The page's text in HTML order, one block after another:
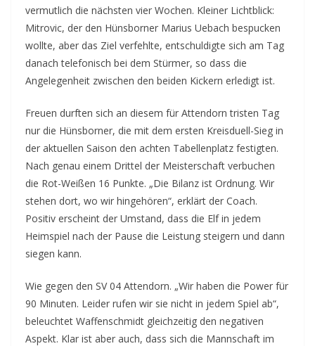
vermutlich die nächsten vier Wochen. Kleiner Lichtblick:
Mitrovic, der den Hünsborner Marius Uebach bespucken
wollte, aber das Ziel verfehlte, entschuldigte sich am Tag
danach telefonisch bei dem Stürmer, so dass die
Angelegenheit zwischen den beiden Kickern erledigt ist.
Freuen durften sich an diesem für Attendorn tristen Tag
nur die Hünsborner, die mit dem ersten Kreisduell-Sieg in
der aktuellen Saison den achten Tabellenplatz festigten.
Nach genau einem Drittel der Meisterschaft verbuchen
die Rot-Weißen 16 Punkte. „Die Bilanz ist Ordnung. Wir
stehen dort, wo wir hingehören“, erklärt der Coach.
Positiv erscheint der Umstand, dass die Elf in jedem
Heimspiel nach der Pause die Leistung steigern und dann
siegen kann.
Wie gegen den SV 04 Attendorn. „Wir haben die Power für
90 Minuten. Leider rufen wir sie nicht in jedem Spiel ab“,
beleuchtet Waffenschmidt gleichzeitig den negativen
Aspekt. Klar ist aber auch, dass sich die Mannschaft im